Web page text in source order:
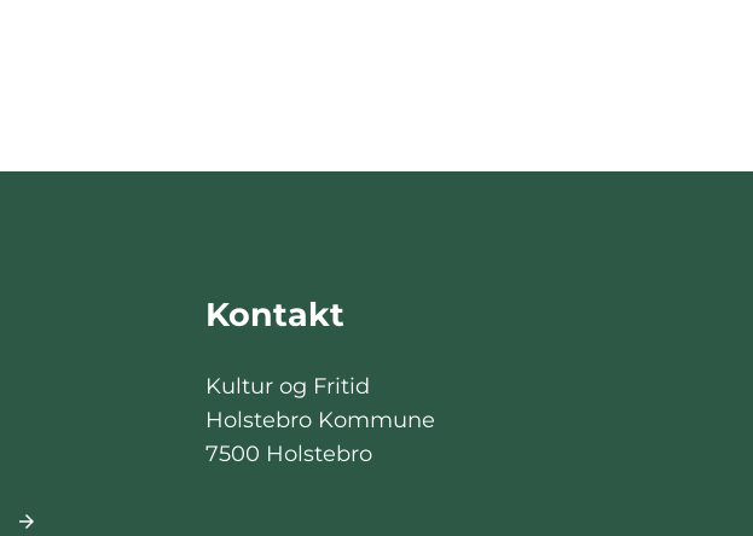
Kontakt
Kultur og Fritid
Holstebro Kommune
7500 Holstebro